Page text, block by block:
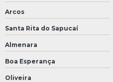
Arcos
Santa Rita do Sapucaí
Almenara
Boa Esperança
Oliveira